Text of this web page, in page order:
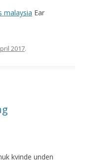
malaysia Ear
2017.
kvinde unden